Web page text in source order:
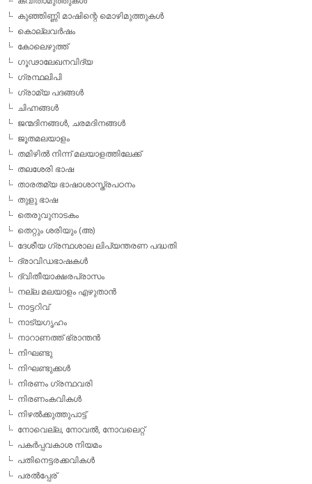
കുഞ്ഞിണ്ണി മാഷിന്റെ മൊഴിമുത്തുകള്‍
കൊല്ലവര്‍ഷം
കോലെഴുത്ത്
ഗൂഢാലേഖനവിദ്യ
ഗ്രന്ഥലിപി
ഗ്രാമ്യ പദങ്ങള്‍
ചിഹ്നങ്ങള്‍
ജന്മദിനങ്ങള്‍, ചരമദിനങ്ങള്‍
ജൂതമലയാളം
തമിഴില്‍ നിന്ന് മലയാളത്തിലേക്ക്
തലശേരി ഭാഷ
താരതമ്യ ഭാഷാശാസ്ത്രപഠനം
തുളു ഭാഷ
തെരുവുനാടകം
തെറ്റും ശരിയും (അ)
ദേശീയ ഗ്രന്ഥശാല ലിപ്യന്തരണ പദ്ധതി
ദ്രാവിഡഭാഷകള്‍
ദ്വിതീയാക്ഷരപ്രാസം
നല്ല മലയാളം എഴുതാന്‍
നാട്ടറിവ്
നാട്യഗൃഹം
നാറാണത്ത് ഭ്രാന്തന്‍
നിഘണ്ടു
നിഘണ്ടുക്കള്‍
നിരണം ഗ്രന്ഥവരി
നിരണംകവികള്‍
നിഴല്‍ക്കുത്തുപാട്ട്
നോവെല്ല, നോവല്‍, നോവലെറ്റ്
പകര്‍പ്പവകാശ നിയമം
പതിനെട്ടരക്കവികള്‍
പരല്‍പ്പേര്